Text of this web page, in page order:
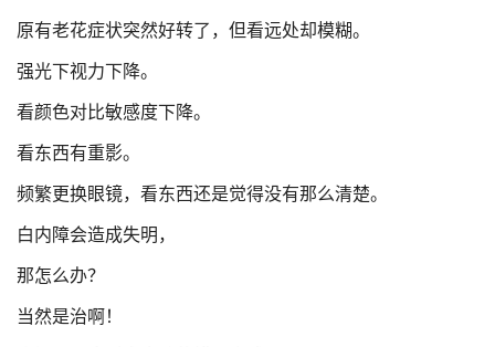
原有老花症状突然好转了，但看远处却模糊。
强光下视力下降。
看颜色对比敏感度下降。
看东西有重影。
频繁更换眼镜，看东西还是觉得没有那么清楚。
白内障会造成失明，
那怎么办？
当然是治啊！